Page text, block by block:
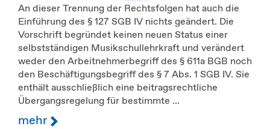
An dieser Trennung der Rechtsfolgen hat auch die
Einführung des § 127 SGB IV nichts geändert. Die
Vorschrift begründet keinen neuen Status einer
selbstständigen Musikschullehrkraft und verändert
weder den Arbeitnehmerbegriff des § 611a BGB noch
den Beschäftigungsbegriff des § 7 Abs. 1 SGB IV. Sie
enthält ausschließlich eine beitragsrechtliche
Übergangsregelung für bestimmte ...
mehr